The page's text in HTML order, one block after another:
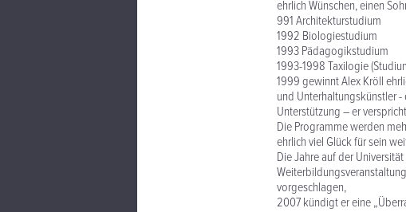
ehrlich Wünschen, einen
991 Architekturstudium
1992 Biologiestudium
1993 Pädagogikstudium
1993-1998 Taxilogie
1999 gewinnt Alex Kröll
und Unterhaltungskünstler
Unterstützung – er
Die Programme werden
ehrlich viel Glück für sein
Die Jahre auf der
vorgeschlagen,
2007 kündigt er eine